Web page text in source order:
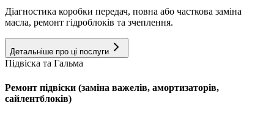
Діагностика коробки передач, повна або часткова заміна
масла, ремонт гідроблоків та зчеплення.
Детальніше про ці послуги
Підвіска та Гальма
Ремонт підвіски (заміна важелів, амортизаторів,
сайлентблоків)